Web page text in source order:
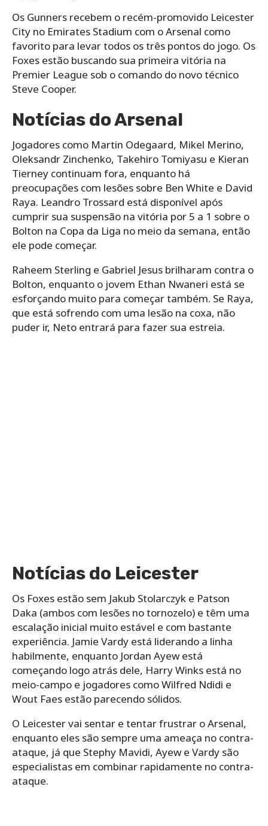
Os Gunners recebem o recém-promovido Leicester
City no Emirates Stadium com o Arsenal como
favorito para levar todos os três pontos do jogo. Os
Foxes estão buscando sua primeira vitória na
Premier League sob o comando do novo técnico
Steve Cooper.
Notícias do Arsenal
Jogadores como Martin Odegaard, Mikel Merino,
Oleksandr Zinchenko, Takehiro Tomiyasu e Kieran
Tierney continuam fora, enquanto há
preocupações com lesões sobre Ben White e David
Raya. Leandro Trossard está disponível após
cumprir sua suspensão na vitória por 5 a 1 sobre o
Bolton na Copa da Liga no meio da semana, então
ele pode começar.
Raheem Sterling e Gabriel Jesus brilharam contra o
Bolton, enquanto o jovem Ethan Nwaneri está se
esforçando muito para começar também. Se Raya,
que está sofrendo com uma lesão na coxa, não
puder ir, Neto entrará para fazer sua estreia.
Notícias do Leicester
Os Foxes estão sem Jakub Stolarczyk e Patson
Daka (ambos com lesões no tornozelo) e têm uma
escalação inicial muito estável e com bastante
experiência. Jamie Vardy está liderando a linha
habilmente, enquanto Jordan Ayew está
começando logo atrás dele, Harry Winks está no
meio-campo e jogadores como Wilfred Ndidi e
Wout Faes estão parecendo sólidos.
O Leicester vai sentar e tentar frustrar o Arsenal,
enquanto eles são sempre uma ameaça no contra-
ataque, já que Stephy Mavidi, Ayew e Vardy são
especialistas em combinar rapidamente no contra-
ataque.